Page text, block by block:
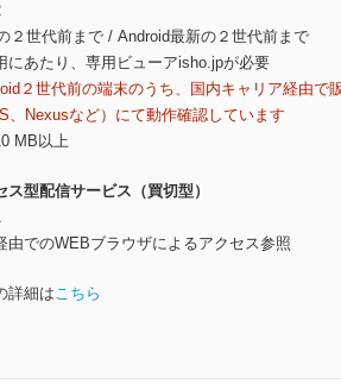
２世代前まで / Android最新の２世代前まで
あたり、専用ビューアisho.jpが必要
２世代前の端末のうち、国内キャリア経由で
、Nexusなど）にて動作確認しています
MB以上
ス型配信サービス（買切型）
でのWEBブラウザによるアクセス参照
詳細はこちら